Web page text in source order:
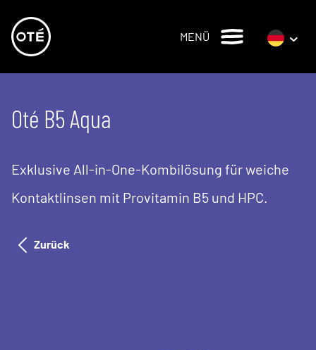
MENÜ
Oté B5 Aqua
Exklusive All-in-One-Kombilösung für weiche
Kontaktlinsen mit Provitamin B5 und HPC.
Zurück